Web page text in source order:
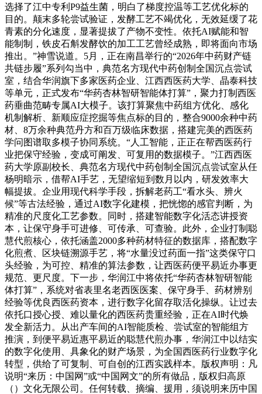
选择了江中专利P9益生菌，明白了梯度控温等工艺优化标的
目的。颠末多轮尝试验证，发酵工艺不竭优化，无效延缓了花
青素的分化速度，显著提拔了产物不变性。依托AI赋能和智
能制制，铁皮石斛发酵饮的加工工艺曾经成熟，即将面向市场
推出。”神雪说道。5月，正在南昌举行的“2026年中药财产链
共链步履”系列勾当中，典范名方现代中药创制全国沉点尝试
室，结合华润旗下多家医药企业、江西西医药大学、晶泰科技
等单元，正式发布“华药杏林智研智能体打算”，聚力打制西医
药垂曲范畴专属AI大模子。该打算聚焦中药组方优化、感化
机制解析、新顺应症挖掘等焦点标的目的，整合9000余种中药
材、8万余种典范丹方和百万级临床数据，搭建完美的西医药
学问图谱取多模子协同系统。“人工智能，正正在帮西医药行
业把保守经验，变成可阐发、可复用的数据模子。”江西西医
药大学原副校长、典范名方现代中药创制全国沉点尝试室从任
杨明暗示，借帮AI手艺，无望缩短到数月以内，研发效率大
幅提拔。企业用现代科学手段，拆解老药工“看水头、辨火
候”等古法经验，通过AI数字化建模，把恍惚的感官判断，为
精准的尺度化工艺参数。同时，搭建智能数字化活态讲授资
本，让保守身手可进修、可传承、可查验。此外，企业打制聪
慧代煎核心，依托涵盖2000多种药材特征的数据库，搭配数字
化煎煮、区块链溯源手艺，将“水量没过药面一指”这类保守口
头经验，为可控、精准的算法参数，让西医药便平易近办事更
规范、更尺度。下一步，华润江中将依托“华药杏林智研智能
体打算”，系统对省表里名老西医医案、保守身手、药材辨别
经验等优良西医药资本，进行数字化留存取活化操纵。让过去
依托口授心授、难以量化的西医药贵重经验，正在AI时代焕
发全新活力。从出产车间的AI智能质检、尝试室的智能组方
推演，到便平易近惠平易近的聪慧代煎办事，华润江中以结实
的数字化使用、具象化的财产场景，为全国西医药行业数字化
转型，供给了可复制、可自创的江西实践样本。版权声明：凡
说明“来历：中国网”或“中国网文”的所有做品，版权归高原
（）文化无限公司。任何转载、摘编、援用，须说明来历中国